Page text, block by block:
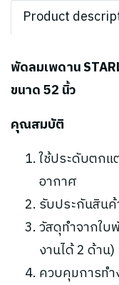
Product
พัดลมเพดาน
ขนาด 52 นิ้ว
คุณสมบัติ
ใช้ประดับตกแ
อากาศ
รับประกันสินค้
วัสดุทำจากใบ
งานได้ 2 ด้าน)
ควบคุมการทำ